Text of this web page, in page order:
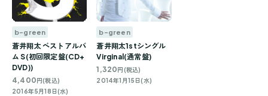
b-green
蒼井翔太 ベストアルバ
ム S(初回限定盤(CD+
DVD))
4,400円(税込)
2016年5月18日(水)
b-green
蒼井翔太1stシングル
Virginal(通常盤)
1,320円(税込)
2014年1月15日(水)